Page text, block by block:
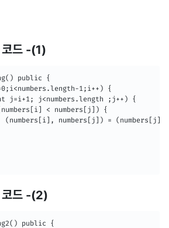
드 -(1)
public {
1;i++) {
j=i+1; j<numbers.length ;j++) {
< numbers[j]) {
(numbers[i], numbers[j]) = (numbers[j],
드 -(2)
public {